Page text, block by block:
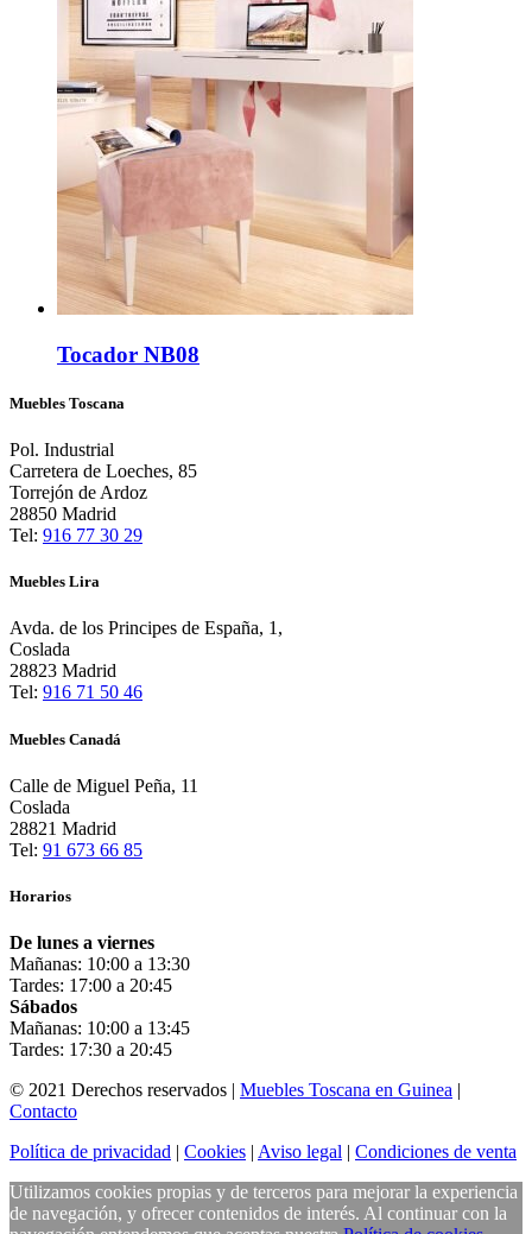
Tocador NB08
Muebles Toscana
Pol. Industrial
Carretera de Loeches, 85
Torrejón de Ardoz
28850 Madrid
Tel: 916 77 30 29
Muebles Lira
Avda. de los Principes de España, 1,
Coslada
28823 Madrid
Tel: 916 71 50 46
Muebles Canadá
Calle de Miguel Peña, 11
Coslada
28821 Madrid
Tel: 91 673 66 85
Horarios
De lunes a viernes
Mañanas: 10:00 a 13:30
Tardes: 17:00 a 20:45
Sábados
Mañanas: 10:00 a 13:45
Tardes: 17:30 a 20:45
© 2021 Derechos reservados | Muebles Toscana en Guinea |
Contacto
Política de privacidad | Cookies | Aviso legal | Condiciones de venta
Utilizamos cookies propias y de terceros para mejorar la experiencia
de navegación, y ofrecer contenidos de interés. Al continuar con la